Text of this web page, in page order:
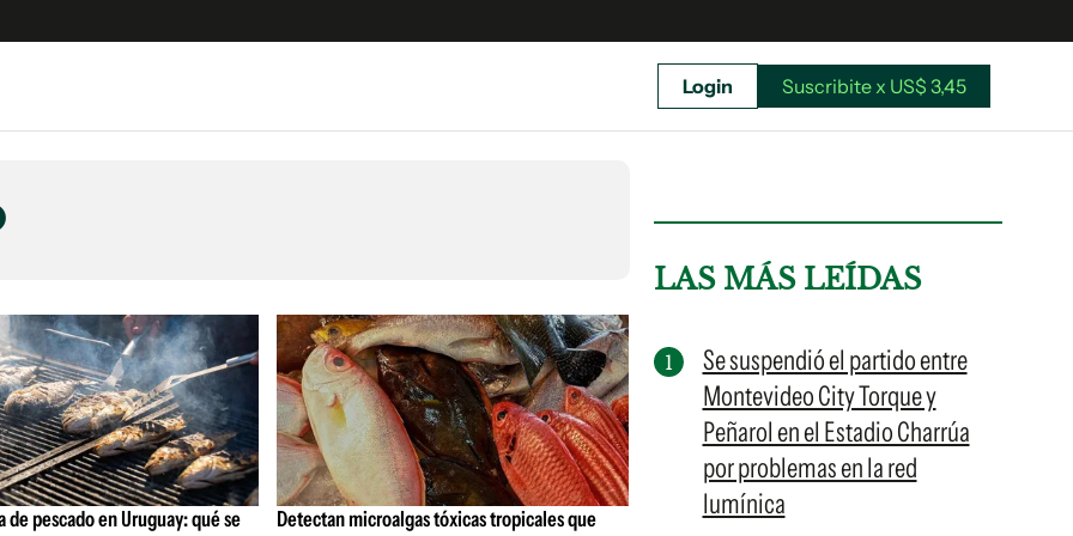
Unidos
Suscribite x US$ 3,45
Login Suscribite x US$ 3,45
de pescado en Uruguay: qué se
Detectan microalgas tóxicas tropicales que
LAS MÁS LEÍDAS
Se suspendió el partido entre
Montevideo City Torque y
Peñarol en el Estadio Charrúa
por problemas en la red
lumínica